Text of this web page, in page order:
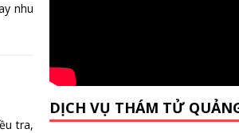
nhu
tra,
DỊCH VỤ THÁM TỬ